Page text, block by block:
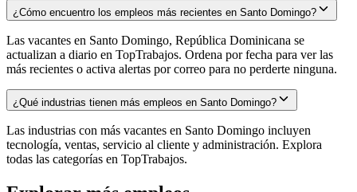
¿Cómo encuentro los empleos más recientes en Santo Domingo?
Las vacantes en Santo Domingo, República Dominicana se
actualizan a diario en TopTrabajos. Ordena por fecha para ver las
más recientes o activa alertas por correo para no perderte ninguna.
¿Qué industrias tienen más empleos en Santo Domingo?
Las industrias con más vacantes en Santo Domingo incluyen
tecnología, ventas, servicio al cliente y administración. Explora
todas las categorías en TopTrabajos.